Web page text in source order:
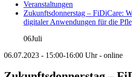
Veranstaltungen
Zukunftsdonnerstag – FiDiCare:
digitaler Anwendungen für die
06Juli
06.07.2023 - 15:00-16:00 Uhr - online